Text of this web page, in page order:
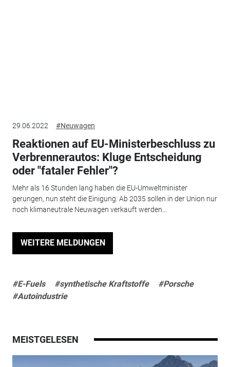
29.06.2022 #Neuwagen
Reaktionen auf EU-Ministerbeschluss zu
Verbrennerautos: Kluge Entscheidung
oder "fataler Fehler"?
Mehr als 16 Stunden lang haben die EU-Umweltminister
gerungen, nun steht die Einigung: Ab 2035 sollen in der Union nur
noch klimaneutrale Neuwagen verkauft werden...
WEITERE MELDUNGEN
#E-Fuels #synthetische Kraftstoffe
#Porsche
#Autoindustrie
MEISTGELESEN